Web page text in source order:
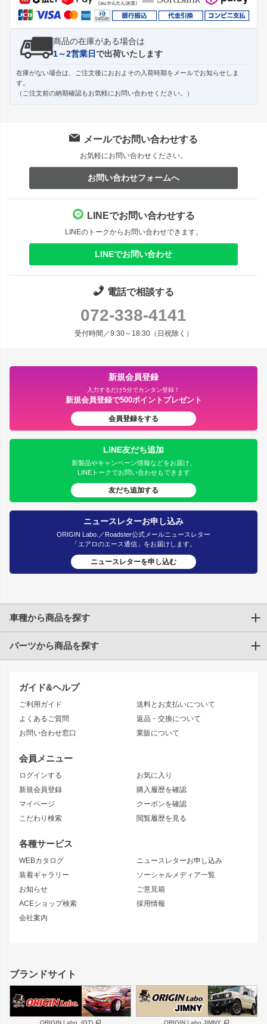
商品の在庫がある場合は
1～2営業日で出荷いたします
在庫がない場合は、ご注文後におおよその入荷時期をメールでお知らせしま
す。
（ご注文前の納期確認もお気軽にお問い合わせください。）
メールでお問い合わせする
お気軽にお問い合わせください。
お問い合わせフォームへ
LINEでお問い合わせする
LINEのトークからお問い合わせできます。
LINEでお問い合わせ
電話で相談する
072-338-4141
受付時間／9:30～18:30（日祝除く）
新規会員登録
入力するだけ5分でカンタン登録！
新規会員登録で500ポイントプレゼント
会員登録をする
LINE友だち追加
新製品やキャンペーン情報などをお届け。
LINEトークでお問い合わせもできます
友だち追加する
ニュースレターお申し込み
ORIGIN Labo.／Roadster公式メールニュースレター
「エアロのエース通信」をお届けします。
ニュースレターを申し込む
ガイド&ヘルプ
ご利用ガイド
よくあるご質問
お問い合わせ窓口
送料とお支払いについて
返品・交換について
業販について
会員メニュー
ログインする
新規会員登録
マイページ
こだわり検索
お気に入り
購入履歴を確認
クーポンを確認
閲覧履歴を見る
各種サービス
WEBカタログ
装着ギャラリー
お知らせ
ACEショップ検索
会社案内
ニュースレターお申し込み
ソーシャルメディア一覧
ご意見箱
採用情報
車種から商品を探す
トヨタ
JZX90 CHASER
JZX110 MARK II
JZX100 MARK II
JZX90 MARK II
トレノ
マークX
アリスト
ソアラ
アルテッツァ
ニッサン
S15 シルビア
S14 シルビア 後期
S13 シルビア
180SX
シルエイティ
ワンビア
ローレル
セフィーロ
キャラバン
スズキ
GS350
SC
スバル 三菱
パーツから商品を探す
エアロシリーズ
ドリフトライン
風神
雷神
レーシングライン
アタックライン
ストリームライン
リアウイング
ジムニーパーツ
ホイール
MUD-S7
MUD-SR7
まつど家 鉄漢
ボンネット
フェンダー
サイドパーツ
リアゲート
メンテナンスパーツ
ブランドサイト
ORIGIN Labo. (GT) ORIGIN Labo.JIMNY